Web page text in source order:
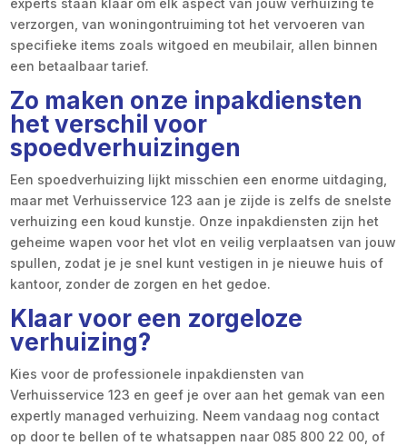
experts staan klaar om elk aspect van jouw verhuizing te
verzorgen, van woningontruiming tot het vervoeren van
specifieke items zoals witgoed en meubilair, allen binnen
een betaalbaar tarief.
Zo maken onze inpakdiensten
het verschil voor
spoedverhuizingen
Een spoedverhuizing lijkt misschien een enorme uitdaging,
maar met Verhuisservice 123 aan je zijde is zelfs de snelste
verhuizing een koud kunstje. Onze inpakdiensten zijn het
geheime wapen voor het vlot en veilig verplaatsen van jouw
spullen, zodat je je snel kunt vestigen in je nieuwe huis of
kantoor, zonder de zorgen en het gedoe.
Klaar voor een zorgeloze
verhuizing?
Kies voor de professionele inpakdiensten van
Verhuisservice 123 en geef je over aan het gemak van een
expertly managed verhuizing. Neem vandaag nog contact
op door te bellen of te whatsappen naar 085 800 22 00, of